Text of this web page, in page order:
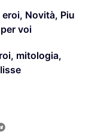
eroi, Novità, Piu
voi
, mitologia,